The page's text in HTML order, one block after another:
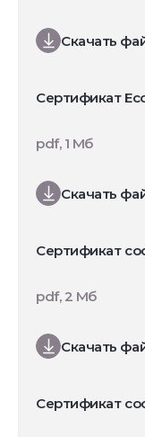
Скачать
Сертификат
Скачать
pdf, 1 Мб
Сертификат
Скачать
pdf, 2 Мб
Сертификат